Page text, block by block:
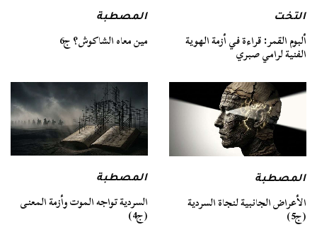
التخت
ألبوم القمر: قراءة في أزمة الهوية
الفنية لرامي صبري
المصطبة
مين معاه الشاكوش؟ ج6
المصطبة
الأعراض الجانبية لنجاة السردية
(ج5)
المصطبة
السردية تواجه الموت وأزمة المعنى
(ج4)